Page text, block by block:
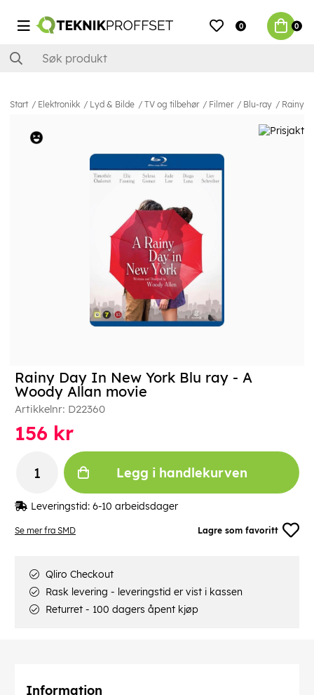
0 0
Start Elektronikk Lyd & Bilde TV og tilbehør Filmer Blu-ray Rainy
Se mer fra SMD Lagre som favoritt
Rainy Day In New York Blu ray - A
Woody Allan movie
Artikkelnr: D22360
156 kr
Legg i handlekurven
Leveringstid: 6-10 arbeidsdager
Qliro Checkout
Rask levering - leveringstid er vist i kassen
Returret - 100 dagers åpent kjøp
Information